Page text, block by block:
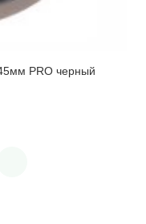
PRO черный